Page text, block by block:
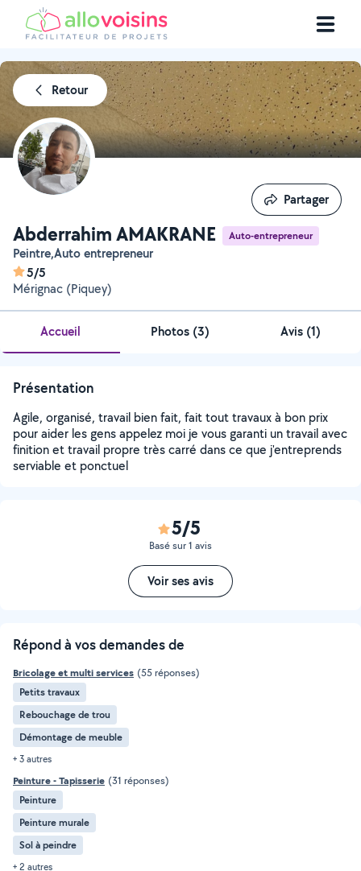
Retour
Abderrahim AMAKRANE Auto-entrepreneur
Peintre,Auto entrepreneur
5/5
Mérignac (Piquey)
Partager
Partager
Accueil Photos (3) Avis (1)
Présentation
Agile, organisé, travail bien fait, fait tout travaux à bon prix
pour aider les gens appelez moi je vous garanti un travail avec
finition et travail propre très carré dans ce que j'entreprends
serviable et ponctuel
5/5
Basé sur 1 avis
Voir ses avis
Répond à vos demandes de
Bricolage et multi services (55 réponses)
Petits travaux
Rebouchage de trou
Démontage de meuble
+ 3 autres
Peinture - Tapisserie (31 réponses)
Peinture
Peinture murale
Sol à peindre
+ 2 autres